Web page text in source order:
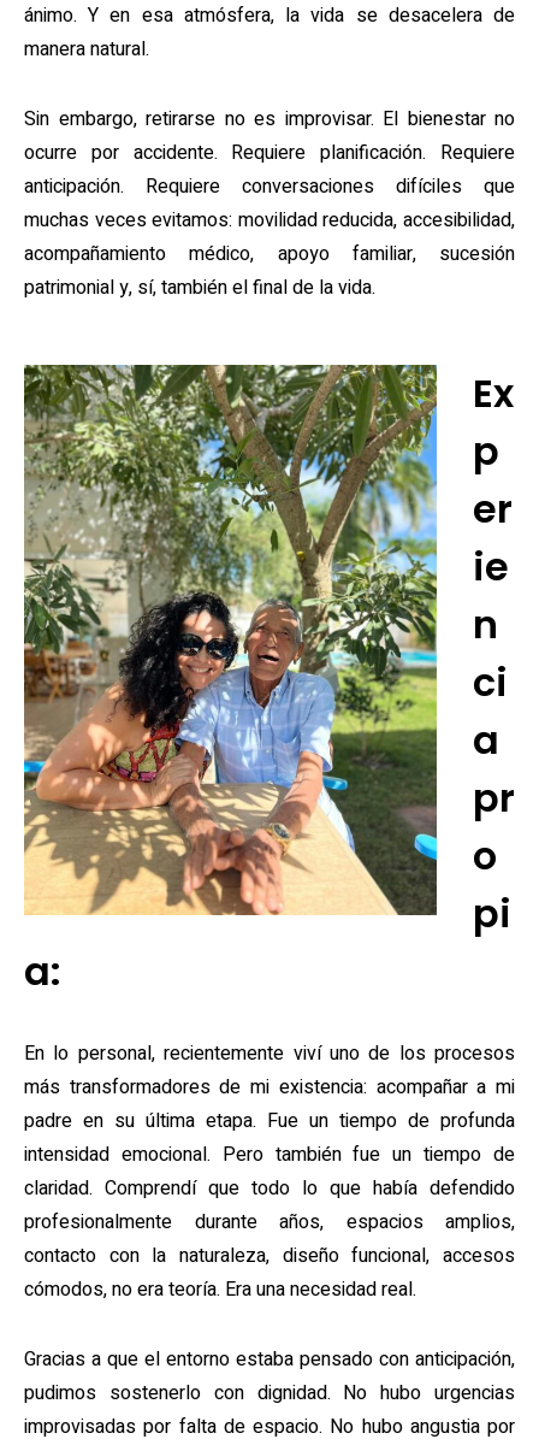
ánimo. Y en esa atmósfera, la vida se desacelera de
manera natural.
Sin embargo, retirarse no es improvisar. El bienestar no
ocurre por accidente. Requiere planificación. Requiere
anticipación. Requiere conversaciones difíciles que
muchas veces evitamos: movilidad reducida, accesibilidad,
acompañamiento médico, apoyo familiar, sucesión
patrimonial y, sí, también el final de la vida.
Ex
p
er
ie
n
ci
a
pr
o
pi
a:
En lo personal, recientemente viví uno de los procesos
más transformadores de mi existencia: acompañar a mi
padre en su última etapa. Fue un tiempo de profunda
intensidad emocional. Pero también fue un tiempo de
claridad. Comprendí que todo lo que había defendido
profesionalmente durante años, espacios amplios,
contacto con la naturaleza, diseño funcional, accesos
cómodos, no era teoría. Era una necesidad real.
Gracias a que el entorno estaba pensado con anticipación,
pudimos sostenerlo con dignidad. No hubo urgencias
improvisadas por falta de espacio. No hubo angustia por